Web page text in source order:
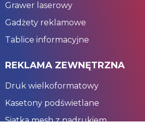
Grawer laserowy
Gadżety reklamowe
Tablice informacyjne
REKLAMA ZEWNĘTRZNA
Druk wielkoformatowy
Kasetony podświetlane
Siatka mesh z nadrukiem